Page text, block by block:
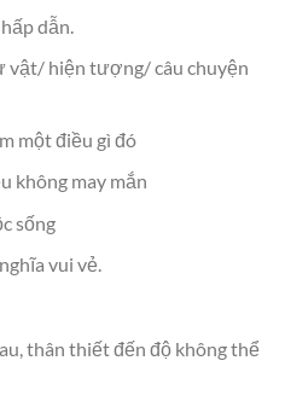
dẫn.
vật/ hiện tượng/ câu chuyện
một điều gì đó
không may mắn
sống
vui vẻ.
thân thiết đến độ không thể